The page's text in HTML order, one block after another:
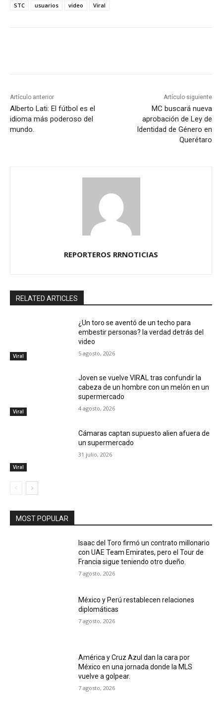
STC
usuarios video Viral
Artículo anterior
Alberto Lati: El fútbol es el
idioma más poderoso del
mundo.
Artículo siguiente
MC buscará nueva
aprobación de Ley de
Identidad de Género en
Querétaro
REPORTEROS RRNOTICIAS
RELATED ARTICLES
Viral
¿Un toro se aventó de un techo para
embestir personas? la verdad detrás del
video
5 agosto, 2026
Viral
Joven se vuelve VIRAL tras confundir la
cabeza de un hombre con un melón en un
supermercado
4 agosto, 2026
Viral
Cámaras captan supuesto alien afuera de
un supermercado
31 julio, 2026
MOST POPULAR
Isaac del Toro firmó un contrato millonario
con UAE Team Emirates, pero el Tour de
Francia sigue teniendo otro dueño.
7 agosto, 2026
México y Perú restablecen relaciones
diplomáticas
7 agosto, 2026
América y Cruz Azul dan la cara por
México en una jornada donde la MLS
vuelve a golpear.
7 agosto, 2026